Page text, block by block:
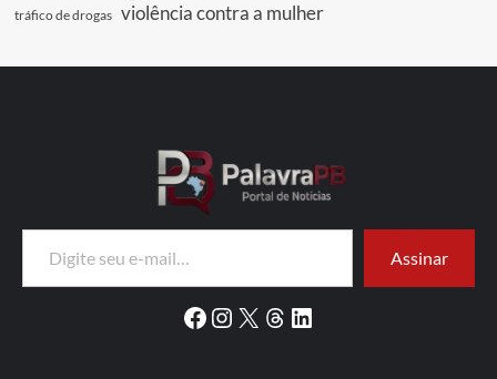
tráfico de drogas violência contra a mulher
Digite seu e-mail…
Assinar
Facebook
Instagram
X Threads
LinkedIn